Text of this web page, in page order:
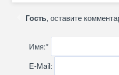
Гость, оставите
Имя:*
E-Mail: